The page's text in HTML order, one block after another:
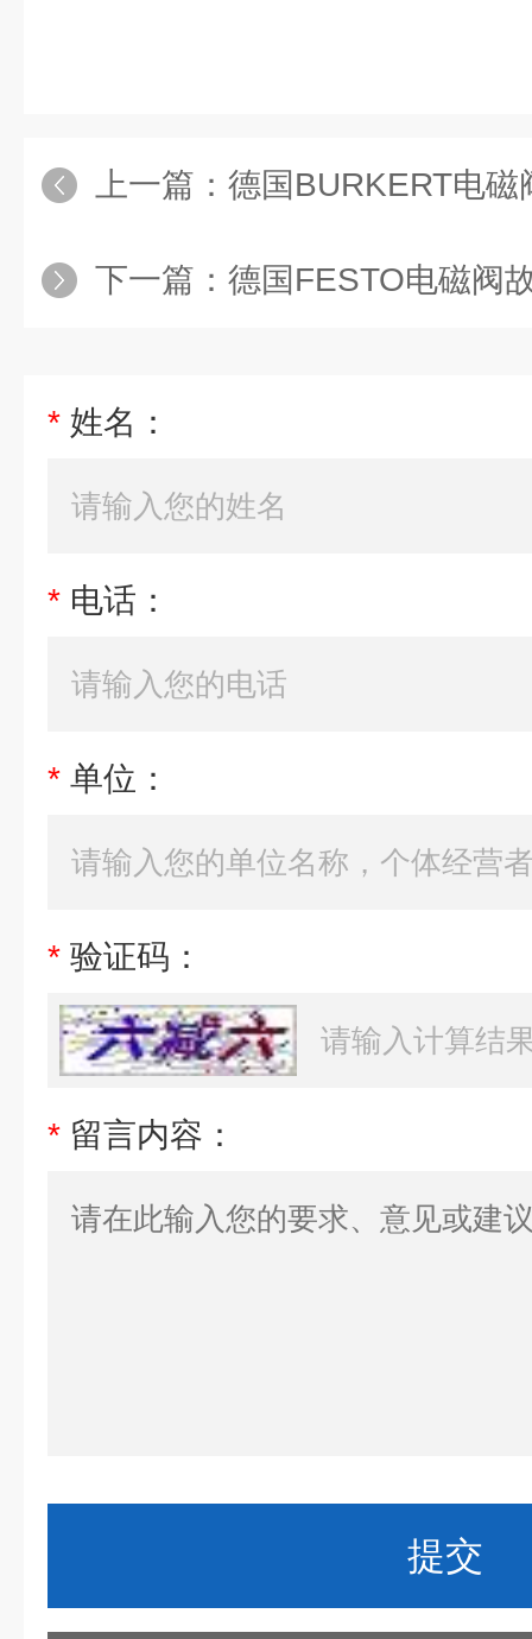
上一篇： 德国BURKERT电磁
下一篇： 德国FESTO电磁阀
* 姓名：
* 电话：
* 单位：
* 验证码：
* 留言内容：